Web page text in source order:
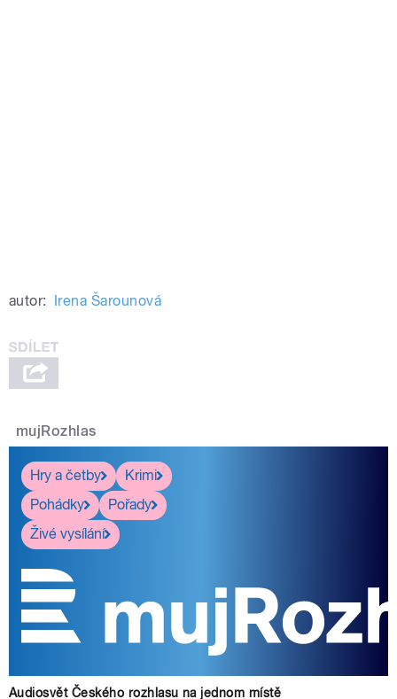
autor: Irena Šarounová
mujRozhlas
Hry a četby
Krimi
Pohádky
Pořady
Živé vysílání
Audiosvět Českého rozhlasu na jednom místě